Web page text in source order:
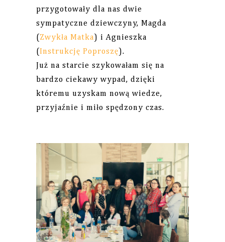
przygotowały dla nas dwie
sympatyczne dziewczyny, Magda
( Zwykła Matka ) i Agnieszka
( Instrukcję Poproszę ).
Już na starcie szykowałam się na
bardzo ciekawy wypad, dzięki
któremu uzyskam nową wiedze,
przyjaźnie i miło spędzony czas.